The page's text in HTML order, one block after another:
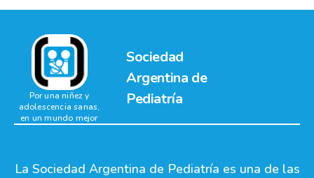
Sociedad
Argentina de
Pediatría
Por una niñez y
adolescencia sanas,
en un mundo mejor
La Sociedad Argentina de Pediatría es una de las